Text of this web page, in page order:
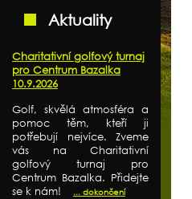
Aktuality
Charitativní golfový turnaj
pro Centrum Bazalka
10.9.2026
Golf, skvělá atmosféra a
pomoc těm, kteří ji
potřebují nejvíce. Zveme
vás na Charitativní
golfový turnaj pro
Centrum Bazalka. Přidejte
se k nám!
... dokončení